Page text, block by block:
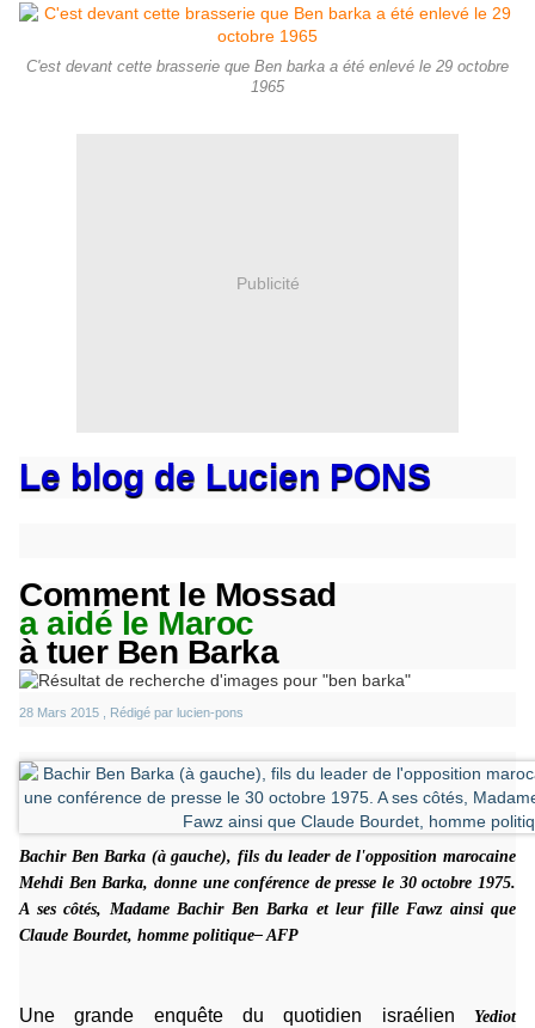
C'est devant cette brasserie que Ben barka a été enlevé le 29 octobre
1965
Publicité
Le blog de Lucien PONS
Comment le Mossad
a aidé le Maroc
à tuer Ben Barka
28 Mars 2015 , Rédigé par lucien-pons
Bachir Ben Barka (à gauche), fils du leader de l'opposition marocaine
Mehdi Ben Barka, donne une conférence de presse le 30 octobre 1975.
A ses côtés, Madame Bachir Ben Barka et leur fille Fawz ainsi que
Claude Bourdet, homme politique– AFP
Une grande enquête du quotidien israélien Yediot